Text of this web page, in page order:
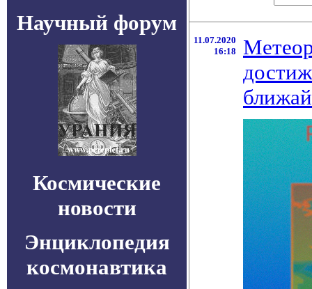
Научный форум
Космические
новости
Энциклопедия
космонавтика
11.07.2020
16:18